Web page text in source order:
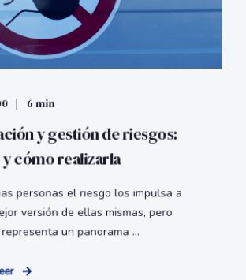
6 min
y gestión de riesgos:
cómo realizarla
personas el riesgo los impulsa a
versión de ellas mismas, pero
un panorama ...